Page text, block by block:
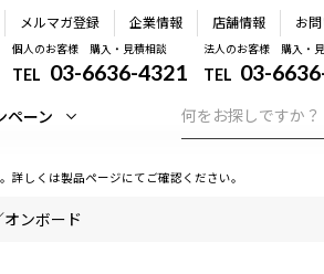
メルマガ登録 企業情報 店舗情報 お
個人のお客様 購入・見積相談
TEL 03-6636-4321
法人のお客様 購入・
TEL 03-
ペーン
詳しくは製品ページにてご確認ください。
ンボード